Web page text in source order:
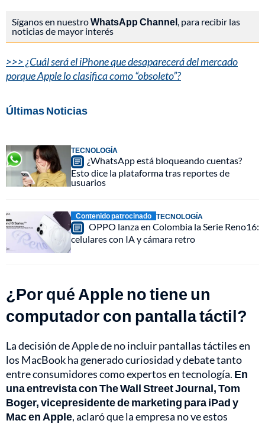
Síganos en nuestroWhatsApp Channel, para recibir las
noticias de mayor interés
>>> ¿Cuál será el iPhone que desaparecerá del mercado
porque Apple lo clasifica como “obsoleto”?
Últimas Noticias
TECNOLOGÍA
¿WhatsApp está bloqueando cuentas?
Esto dice la plataforma tras reportes de
usuarios
Contenido patrocinado TECNOLOGÍA
OPPO lanza en Colombia la Serie Reno16:
celulares con IA y cámara retro
¿Por qué Apple no tiene un
computador con pantalla táctil?
La decisión de Apple de no incluir pantallas táctiles en
los MacBook ha generado curiosidad y debate tanto
entre consumidores como expertos en tecnología. En
una entrevista con The Wall Street Journal, Tom
Boger, vicepresidente de marketing para iPad y
Mac en Apple, aclaró que la empresa no ve estos